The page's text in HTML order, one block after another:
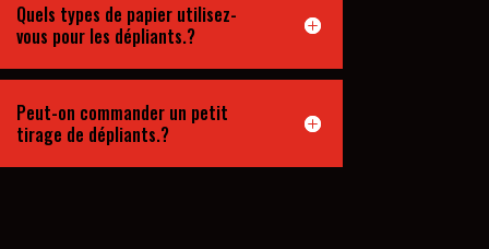
Quels types de papier utilisez-
vous pour les dépliants.?
Peut-on commander un petit
tirage de dépliants.?